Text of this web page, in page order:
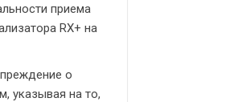
приема
RX+ на
о
указывая на то,